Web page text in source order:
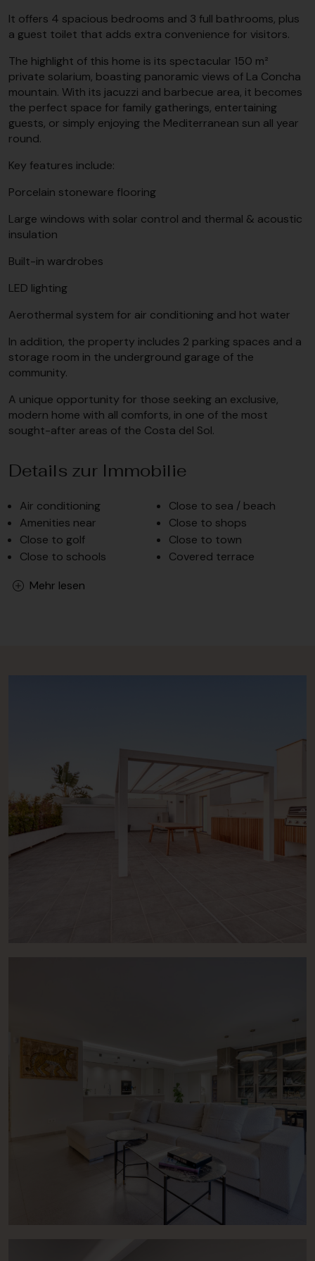
It offers 4 spacious bedrooms and 3 full bathrooms, plus
a guest toilet that adds extra convenience for visitors.
The highlight of this home is its spectacular 150 m²
private solarium, boasting panoramic views of La Concha
mountain. With its jacuzzi and barbecue area, it becomes
the perfect space for family gatherings, entertaining
guests, or simply enjoying the Mediterranean sun all year
round.
Key features include:
Porcelain stoneware flooring
Large windows with solar control and thermal & acoustic
insulation
Built-in wardrobes
LED lighting
Aerothermal system for air conditioning and hot water
In addition, the property includes 2 parking spaces and a
storage room in the underground garage of the
community.
A unique opportunity for those seeking an exclusive,
modern home with all comforts, in one of the most
sought-after areas of the Costa del Sol.
Details zur Immobilie
Air conditioning
Amenities near
Close to golf
Close to schools
Close to sea / beach
Close to shops
Close to town
Covered terrace
Mehr lesen